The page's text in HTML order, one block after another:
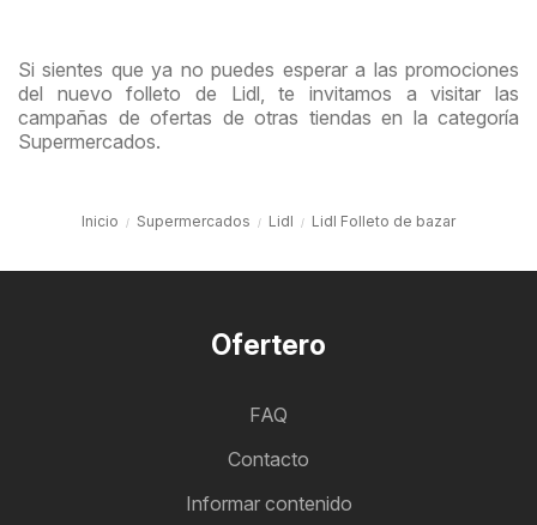
Si sientes que ya no puedes esperar a las promociones
del nuevo folleto de Lidl, te invitamos a visitar las
campañas de ofertas de otras tiendas en la categoría
Supermercados.
Inicio Supermercados Lidl Lidl Folleto de bazar
Ofertero
FAQ
Contacto
Informar contenido